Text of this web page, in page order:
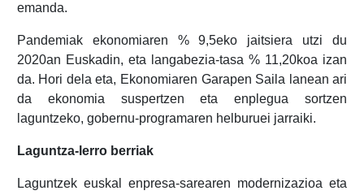
emanda.
Pandemiak ekonomiaren % 9,5eko jaitsiera utzi du
2020an Euskadin, eta langabezia-tasa % 11,20koa izan
da. Hori dela eta, Ekonomiaren Garapen Saila lanean ari
da ekonomia suspertzen eta enplegua sortzen
laguntzeko, gobernu-programaren helburuei jarraiki.
Laguntza-lerro berriak
Laguntzek euskal enpresa-sarearen modernizazioa eta